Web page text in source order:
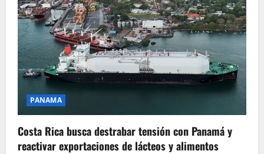
PANAMA
Costa Rica busca destrabar tensión con Panamá y
reactivar exportaciones de lácteos y alimentos